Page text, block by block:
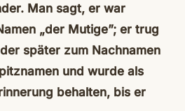
Man sagt, er war
„der Mutige”; er trug
später zum Nachnamen
und wurde als
behalten, bis er